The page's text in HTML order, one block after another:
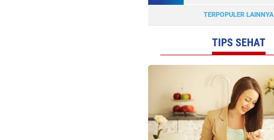
TERPOPULER LAINNYA
TIPS SEHAT